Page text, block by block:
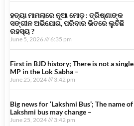
ହତ୍ୟା ମାମଲାରେ ନୂଆ ମୋଡ଼ : ତ୍ରିଷ୍ଣାଙ୍କ
ସଙ୍ଗୀନ ଅଭିଯୋଗ, ପରିବାର ଭିତରେ ଲୁଚିଛି
ରହସ୍ୟ ?
June 5, 2026 6:35 pm
First in BJD history; There is not a single
MP in the Lok Sabha –
June 25, 2024 3:42 pm
Big news for ‘Lakshmi Bus’; The name of
Lakshmi bus may change –
June 25, 2024 3:42 pm